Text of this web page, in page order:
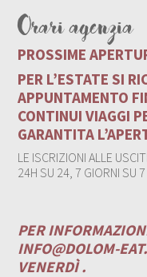
Orari agenzia
PROSSIME
PER L’ESTATE SI
APPUNTAMENTO
CONTINUI VIAGGI
GARANTITA
LE ISCRIZIONI ALLE
24H SU 24, 7 GIORNI SU
PER
INFO@DOLOM-
VENERDÌ .